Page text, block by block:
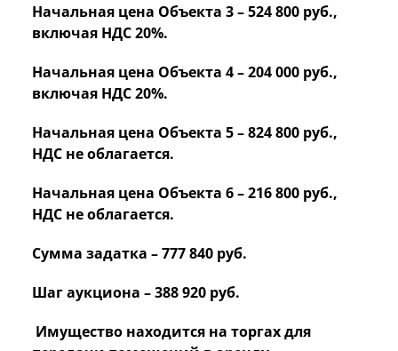
Начальная цена Объекта 3 – 524 800 руб.,
включая НДС 20%.
Начальная цена Объекта 4 – 204 000 руб.,
включая НДС 20%.
Начальная цена Объекта 5 – 824 800 руб.,
НДС не облагается.
Начальная цена Объекта 6 – 216 800 руб.,
НДС не облагается.
Сумма задатка – 777 840 руб.
Шаг аукциона – 388 920 руб.
Имущество находится на торгах для